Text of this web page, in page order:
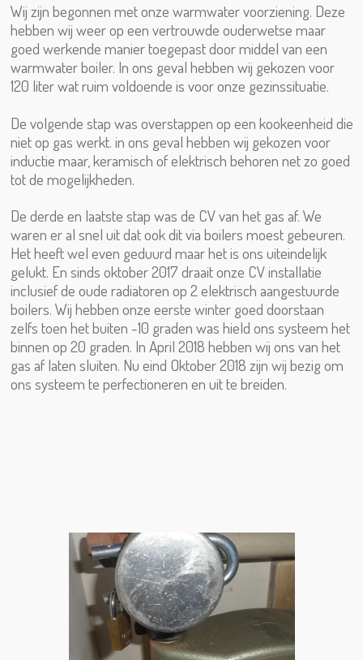
Wij zijn begonnen met onze warmwater voorziening. Deze
hebben wij weer op een vertrouwde ouderwetse maar
goed werkende manier toegepast door middel van een
warmwater boiler. In ons geval hebben wij gekozen voor
120 liter wat ruim voldoende is voor onze gezinssituatie.
De volgende stap was overstappen op een kookeenheid die
niet op gas werkt. in ons geval hebben wij gekozen voor
inductie maar, keramisch of elektrisch behoren net zo goed
tot de mogelijkheden.
De derde en laatste stap was de CV van het gas af. We
waren er al snel uit dat ook dit via boilers moest gebeuren.
Het heeft wel even geduurd maar het is ons uiteindelijk
gelukt. En sinds oktober 2017 draait onze CV installatie
inclusief de oude radiatoren op 2 elektrisch aangestuurde
boilers. Wij hebben onze eerste winter goed doorstaan
zelfs toen het buiten -10 graden was hield ons systeem het
binnen op 20 graden. In April 2018 hebben wij ons van het
gas af laten sluiten. Nu eind Oktober 2018 zijn wij bezig om
ons systeem te perfectioneren en uit te breiden.